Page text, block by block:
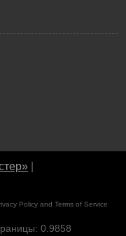
Policy and Terms of Service
0.9858